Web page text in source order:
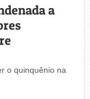
a
o quinquênio na